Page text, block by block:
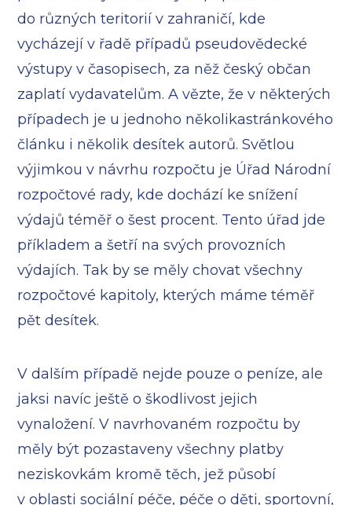
do různých teritorií v zahraničí, kde
vycházejí v řadě případů pseudovědecké
výstupy v časopisech, za něž český občan
zaplatí vydavatelům. A vězte, že v některých
případech je u jednoho několikastránkového
článku i několik desítek autorů. Světlou
výjimkou v návrhu rozpočtu je Úřad Národní
rozpočtové rady, kde dochází ke snížení
výdajů téměř o šest procent. Tento úřad jde
příkladem a šetří na svých provozních
výdajích. Tak by se měly chovat všechny
rozpočtové kapitoly, kterých máme téměř
pět desítek.
V dalším případě nejde pouze o peníze, ale
jaksi navíc ještě o škodlivost jejich
vynaložení. V navrhovaném rozpočtu by
měly být pozastaveny všechny platby
neziskovkám kromě těch, jež působí
v oblasti sociální péče, péče o děti, sportovní,